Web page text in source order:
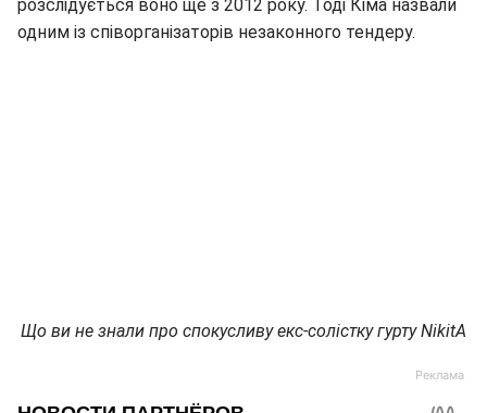
розслідується воно ще з 2012 року. Тоді Кіма назвали
одним із співорганізаторів незаконного тендеру.
Що ви не знали про спокусливу екс-солістку гурту NikitA